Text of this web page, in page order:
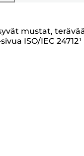
mustat,
ISO/IEC